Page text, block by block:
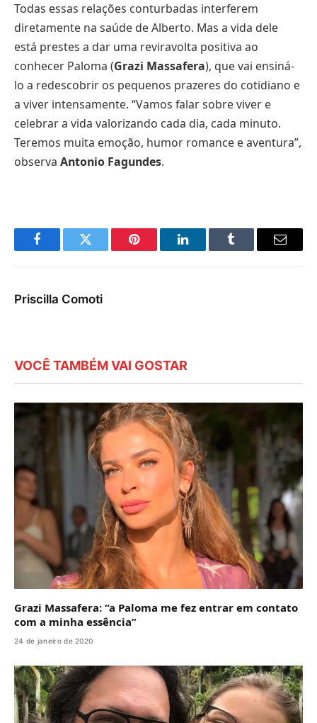
Todas essas relações conturbadas interferem
diretamente na saúde de Alberto. Mas a vida dele
está prestes a dar uma reviravolta positiva ao
conhecer Paloma (Grazi Massafera), que vai ensiná-
lo a redescobrir os pequenos prazeres do cotidiano e
a viver intensamente. “Vamos falar sobre viver e
celebrar a vida valorizando cada dia, cada minuto.
Teremos muita emoção, humor romance e aventura”,
observa Antonio Fagundes.
FacebookTwitter Pinterest LinkedInTumblr
E-
Priscilla Comoti
VOCÊ TAMBÉM VAI GOSTAR
Grazi Massafera: “a Paloma me fez entrar em contato
com a minha essência”
24 de janeiro de 2020